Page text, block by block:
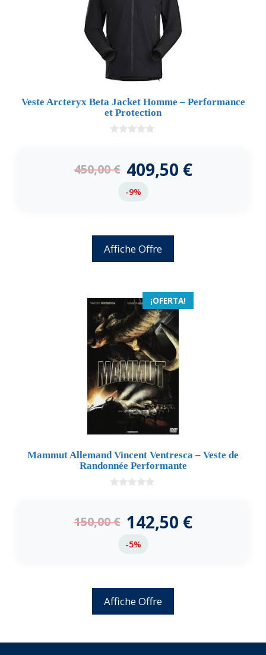
Veste Arcteryx Beta Jacket Homme – Performance
et Protection
5
450,00€ 409,50 €
-9%
Affiche Offre
¡OFERTA!
Mammut Allemand Vincent Ventresca – Veste de
Randonnée Performante
5
150,00€ 142,50 €
-5%
Affiche Offre